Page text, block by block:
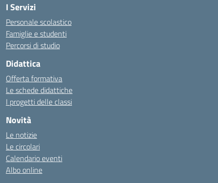
I Servizi
Personale scolastico
Famiglie e studenti
Percorsi di studio
Didattica
Offerta formativa
Le schede didattiche
I progetti delle classi
Novità
Le notizie
Le circolari
Calendario eventi
Albo online